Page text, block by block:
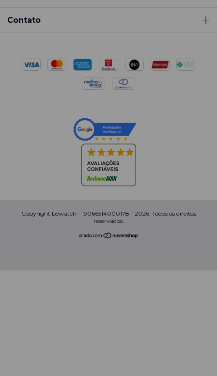
Contato
Copyright bewatch - 19066514000178 - 2026. Todos os direitos
reservados.